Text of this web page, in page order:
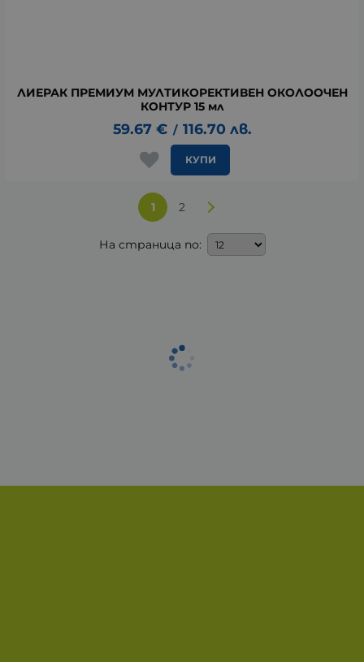
ЛИЕРАК ПРЕМИУМ МУЛТИКОРЕКТИВЕН ОКОЛООЧЕН
КОНТУР 15 мл
59.67 € / 116.70 лв.
КУПИ
1 2
На страница по: